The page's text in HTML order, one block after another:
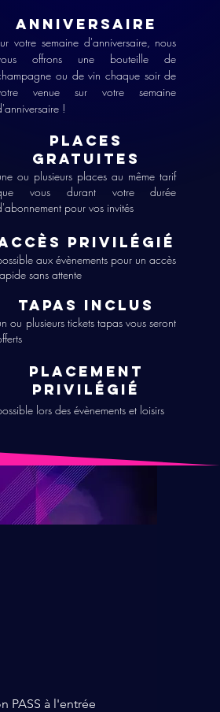
ANNIVERSAIRE
votre semaine d'anniversaire, nous
offrons une bouteille de
ou de vin chaque soir de
venue sur votre semaine
!
places
GRATUITES
ou plusieurs places au même tarif
vous durant votre durée
pour vos invités
privilégié
aux évènements pour un accès
sans attente
TAPAS INCLUS
ou plusieurs tickets tapasvous seront
Pla cement
privilégié
lors des évènements et loisirs
PASS à l'entrée